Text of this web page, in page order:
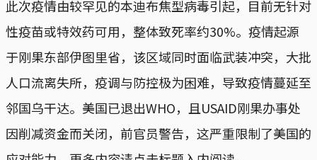
此次疫情由较罕见的本迪布焦型病毒引起，目前无针对
性疫苗或特效药可用，整体致死率约30%。疫情起源
于刚果东部伊图里省，该区域同时面临武装冲突，大批
人口流离失所，疫调与防控极为困难，导致疫情蔓延至
邻国乌干达。美国已退出WHO，且USAID刚果办事处
因削减资金而关闭，前官员警告，这严重限制了美国的